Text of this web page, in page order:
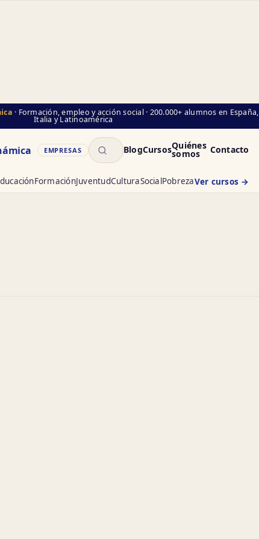
· Formación, empleo y acción social · 200.000+ alumnos en España,
Italia y Latinoamérica
EMPRESAS
Buscar
BlogCursosQuiénes
somos Contacto
FormaciónJuventudCulturaSocialPobrezaVer cursos →